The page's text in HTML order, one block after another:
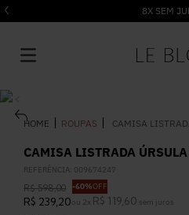
8X SEM
ROUPAS CAMISA
CAMISA LISTRADA
REFERÊNCIA: 009674247
R$ 598,00 -60%OFF
R$ 239,20 ou 2 x R$ 119 60 sem juros
1 º Vestido